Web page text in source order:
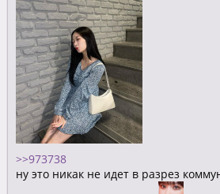
>>973738
ну это никак не идет в разрез